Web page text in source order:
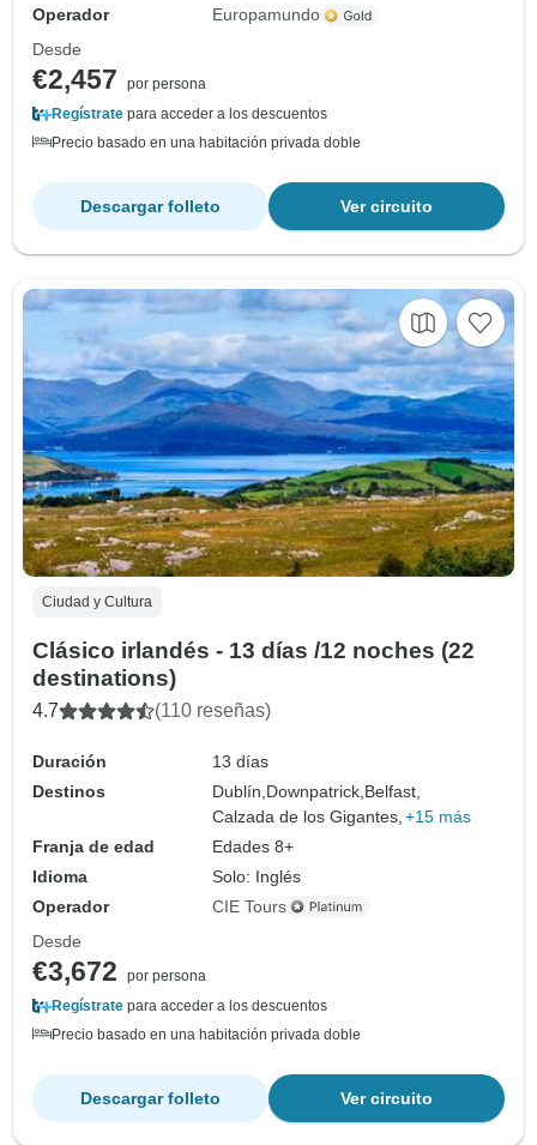
Operador
Europamundo
Desde
€2,457
por persona
Regístrate para acceder a los descuentos
Precio basado en una habitación privada doble
Ver circuito
Descargar folleto
Ciudad y Cultura
Clásico irlandés - 13 días /12 noches (22
destinations)
4.7 (110 reseñas)
Duración
13 días
Destinos
Dublín, Downpatrick, Belfast,
Calzada de los Gigantes, +15 más
Franja de edad
Edades 8+
Idioma
Solo: Inglés
Operador
CIE Tours
Desde
€3,672
por persona
Regístrate para acceder a los descuentos
Precio basado en una habitación privada doble
Ver circuito
Descargar folleto